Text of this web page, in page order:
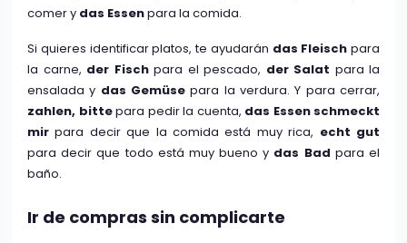
comer y das Essenpara la comida.
Si quieres identificar platos, te ayudarán das Fleisch para
la carne, der Fischpara el pescado, der Salat para la
ensalada y das Gemüse para la verdura. Y para cerrar,
zahlen, bittepara pedir la cuenta, das Essen schmeckt
mir para decir que la comida está muy rica, echt gut
para decir que todo está muy bueno y das Bad para el
baño.
Ir de compras sin complicarte